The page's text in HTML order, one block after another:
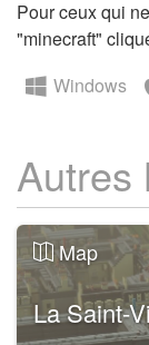
Pour ceux qui
"minecraft"
Windows
Autres
Map
La Saint-